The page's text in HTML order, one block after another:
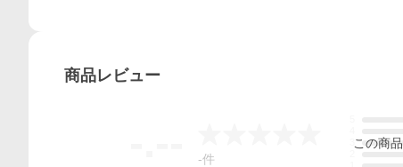
商品レビュー
-件
この商品